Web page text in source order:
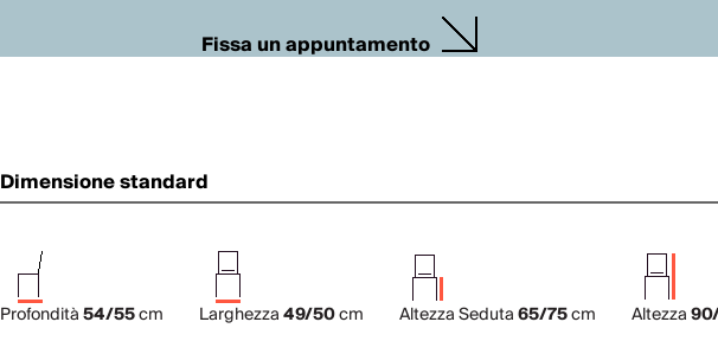
Fissa un appuntamento
Dimensione standard
Profondità54/55cm Larghezza49/50cm Altezza Seduta65/75cm Altezza